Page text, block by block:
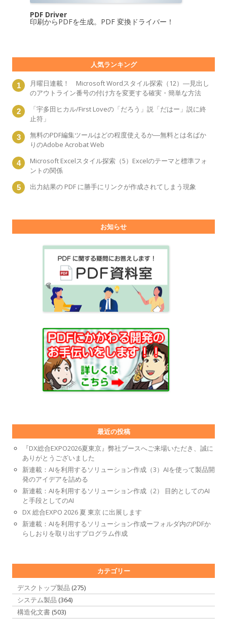
PDF Driver
印刷からPDFを生成。PDF 変換ドライバー！
人気ランキング
月曜日連載！ Microsoft Wordスタイル探索（12）―見出し
のアウトライン番号の付け方を変更する確実・簡単な方法
「宇多田ヒカル/First Loveの「だろう」説「だはー」説に終
止符」
無料のPDF編集ツールはどの程度使えるか―無料とは名ばか
りのAdobe Acrobat Web
Microsoft Excelスタイル探索（5）Excelのテーマと標準フォ
ントの関係
出力結果の PDF に勝手にリンクが作成されてしまう現象
お知らせ
最近の投稿
『DX総合EXPO2026夏東京』弊社ブースへご来場いただき、誠に
ありがとうございました
新連載：AIを利用するソリューション作成（3）AIを使って製品開
発のアイデアを詰める
新連載：AIを利用するソリューション作成（2） 目的としてのAI
と手段としてのAI
DX 総合EXPO 2026 夏 東京 に出展します
新連載：AIを利用するソリューション作成ーフォルダ内のPDFか
らしおりを取り出すプログラム作成
カテゴリー
デスクトップ製品 (275)
システム製品 (364)
構造化文書 (503)